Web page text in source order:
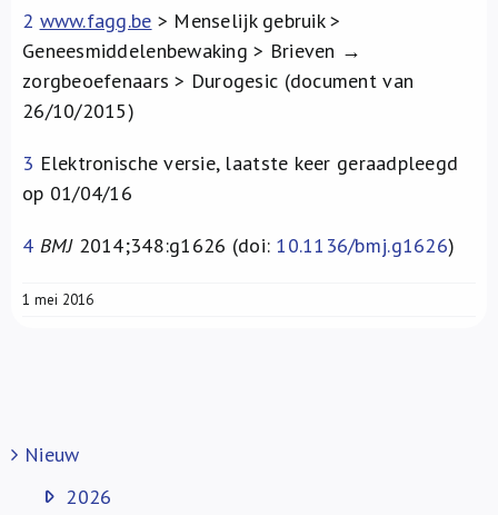
2 www.fagg.be > Menselijk gebruik >
Geneesmiddelenbewaking > Brieven →
zorgbeoefenaars > Durogesic (document van
26/10/2015)
3 Elektronische versie, laatste keer geraadpleegd
op 01/04/16
4 BMJ2014;348:g1626 (doi: 10.1136/bmj.g1626)
1 mei 2016
Nieuw
2026